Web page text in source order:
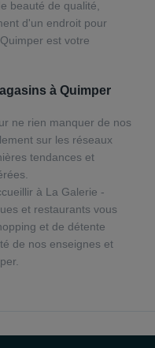
beauté de qualité,
d'un endroit pour
est votre
à Quimper
ne rien manquer de nos
sur les réseaux
tendances et
à La Galerie -
et restaurants vous
et de détente
de nos enseignes et